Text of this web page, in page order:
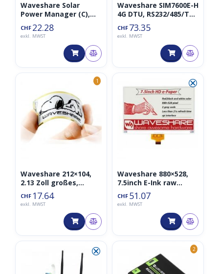
Waveshare Solar
Power Manager (C),
exkl. 3x 18650 Akkus
CHF 22.28
exkl. MWST
Waveshare SIM7600E-H
4G DTU, RS232/485/TTL
zu 4G LTE, GNSS
CHF 73.35
exkl. MWST
1
Waveshare 212×104,
2.13 Zoll großes,
flexibles E-Ink-
Rohdisplay
CHF 17.64
exkl. MWST
⮿
Waveshare 880×528,
7.5inch E-Ink raw
Display, rot / schwarz /
weiß dreifarbig
CHF 51.07
exkl. MWST
⮿ 2